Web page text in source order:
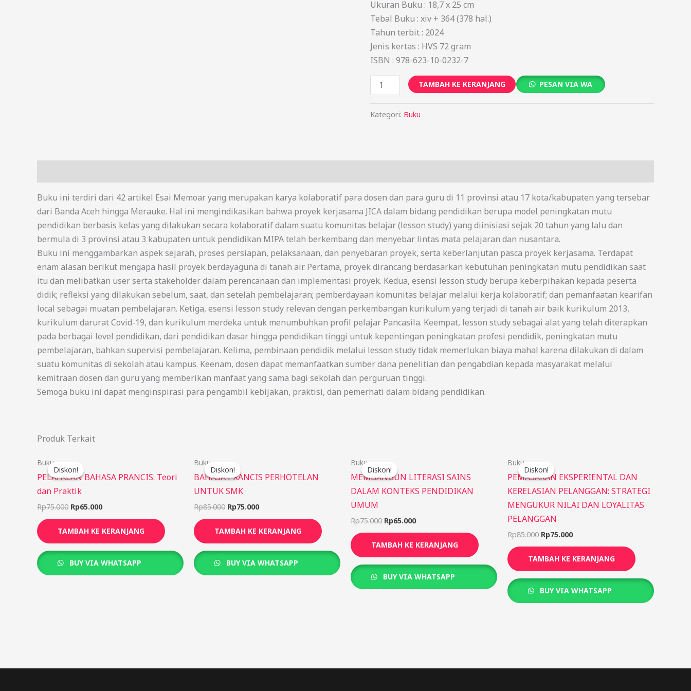
Ukuran Buku : 18,7 x 25 cm
Tebal Buku : xiv + 364 (378 hal.)
Tahun terbit : 2024
Jenis kertas : HVS 72 gram
ISBN : 978-623-10-0232-7
TAMBAH KE KERANJANG PESAN VIA WA
Kategori: Buku
Buku ini terdiri dari 42 artikel Esai Memoar yang merupakan karya kolaboratif para dosen dan para guru di 11 provinsi atau 17 kota/kabupaten yang tersebar
dari Banda Aceh hingga Merauke. Hal ini mengindikasikan bahwa proyek kerjasama JICA dalam bidang pendidikan berupa model peningkatan mutu
pendidikan berbasis kelas yang dilakukan secara kolaboratif dalam suatu komunitas belajar (lesson study) yang diinisiasi sejak 20 tahun yang lalu dan
bermula di 3 provinsi atau 3 kabupaten untuk pendidikan MIPA telah berkembang dan menyebar lintas mata pelajaran dan nusantara.
Buku ini menggambarkan aspek sejarah, proses persiapan, pelaksanaan, dan penyebaran proyek, serta keberlanjutan pasca proyek kerjasama. Terdapat
enam alasan berikut mengapa hasil proyek berdayaguna di tanah air. Pertama, proyek dirancang berdasarkan kebutuhan peningkatan mutu pendidikan saat
itu dan melibatkan user serta stakeholder dalam perencanaan dan implementasi proyek. Kedua, esensi lesson study berupa keberpihakan kepada peserta
didik; refleksi yang dilakukan sebelum, saat, dan setelah pembelajaran; pemberdayaan komunitas belajar melalui kerja kolaboratif; dan pemanfaatan kearifan
local sebagai muatan pembelajaran. Ketiga, esensi lesson study relevan dengan perkembangan kurikulum yang terjadi di tanah air baik kurikulum 2013,
kurikulum darurat Covid-19, dan kurikulum merdeka untuk menumbuhkan profil pelajar Pancasila. Keempat, lesson study sebagai alat yang telah diterapkan
pada berbagai level pendidikan, dari pendidikan dasar hingga pendidikan tinggi untuk kepentingan peningkatan profesi pendidik, peningkatan mutu
pembelajaran, bahkan supervisi pembelajaran. Kelima, pembinaan pendidik melalui lesson study tidak memerlukan biaya mahal karena dilakukan di dalam
suatu komunitas di sekolah atau kampus. Keenam, dosen dapat memanfaatkan sumber dana penelitian dan pengabdian kepada masyarakat melalui
kemitraan dosen dan guru yang memberikan manfaat yang sama bagi sekolah dan perguruan tinggi.
Semoga buku ini dapat menginspirasi para pengambil kebijakan, praktisi, dan pemerhati dalam bidang pendidikan.
Produk Terkait
Diskon!
Diskon!
Buku
PELAFALAN BAHASA PRANCIS: Teori
dan Praktik
Rp75.000
adalah:
Rp75.000.
Rp65.000
ini
adalah:
TAMBAH KE KERANJANG
BUY VIA WHATSAPP
Diskon!
Diskon!
Buku
BAHASA PRANCIS PERHOTELAN
UNTUK SMK
Rp85.000
adalah:
Rp85.000.
Rp75.000
ini
adalah:
TAMBAH KE KERANJANG
BUY VIA WHATSAPP
Diskon!
Diskon!
Buku
MEMBANGUN LITERASI SAINS
DALAM KONTEKS PENDIDIKAN
UMUM
Rp75.000
adalah:
Rp75.000.
Rp65.000
ini
adalah:
Rp65.000.
TAMBAH KE KERANJANG
BUY VIA WHATSAPP
Diskon!
Diskon!
Buku
PEMASARAN EKSPERIENTAL DAN
KERELASIAN PELANGGAN: STRATEGI
MENGUKUR NILAI DAN LOYALITAS
PELANGGAN
Rp85.000
adalah:
Rp85.000.
Rp75.000
ini
adalah:
Rp75.000.
TAMBAH KE KERANJANG
BUY VIA WHATSAPP